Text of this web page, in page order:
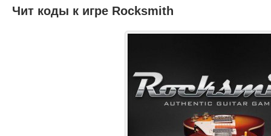
Чит коды к игре Rocksmith